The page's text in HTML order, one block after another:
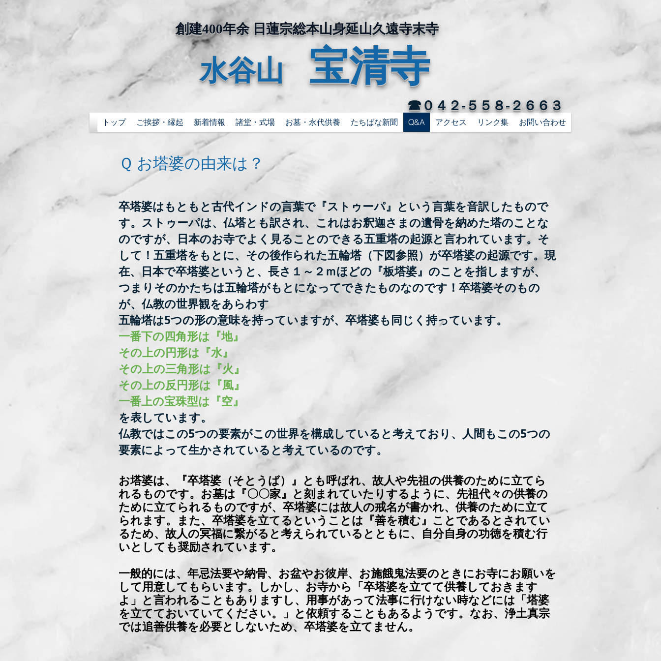
​創建400年余 日蓮宗総本山身延山久遠寺末寺
水谷山 宝清寺
☎０４２-５５８-２６６３
トップ ご挨拶・縁起 新着情報 諸堂・式場 お墓・永代供養 たちばな新聞 Q&A アクセス リンク集 お問い合わせ
Ｑ お塔婆の由来は？
卒塔婆はもともと古代インドの言葉で『ストゥーパ』という言葉を音訳したもので
す。ストゥーパは、仏塔とも訳され、これはお釈迦さまの遺骨を納めた塔のことな
のですが、日本のお寺でよく見ることのできる五重塔の起源と言われています。そ
して！五重塔をもとに、その後作られた五輪塔（下図参照）が卒塔婆の起源です。現
在、日本で卒塔婆というと、長さ１～２ｍほどの『板塔婆』のことを指しますが、
つまりそのかたちは五輪塔がもとになってできたものなのです！卒塔婆そのもの
が、仏教の世界観をあらわす
五輪塔は5つの形の意味を持っていますが、卒塔婆も同じく持っています。
一番下の四角形は『地』
その上の円形は『水』
その上の三角形は『火』
その上の反円形は『風』
一番上の宝珠型は『空』
を表しています。
仏教ではこの5つの要素がこの世界を構成していると考えており、人間もこの5つの
要素によって生かされていると考えているのです。
お塔婆は、『卒塔婆（そとうば）』とも呼ばれ、故人や先祖の供養のために立てら
れるものです。お墓は『〇〇家』と刻まれていたりするように、先祖代々の供養の
ために立てられるものですが、卒塔婆には故人の戒名が書かれ、供養のために立て
られます。また、卒塔婆を立てるということは『善を積む』ことであるとされてい
るため、故人の冥福に繋がると考えられているとともに、自分自身の功徳を積む行
いとしても奨励されています。
一般的には、年忌法要や納骨、お盆やお彼岸、お施餓鬼法要のときにお寺にお願いを
して用意してもらいます。しかし、お寺から「卒塔婆を立てて供養しておきます
よ」と言われることもありますし、用事があって法事に行けない時などには「塔婆
を立てておいていてください。」と依頼することもあるようです。なお、浄土真宗
では追善供養を必要としないため、卒塔婆を立てません。